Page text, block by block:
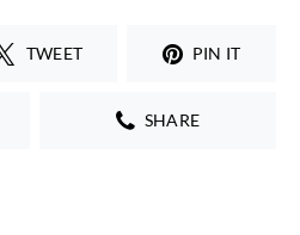
TWEET PIN IT
SHARE